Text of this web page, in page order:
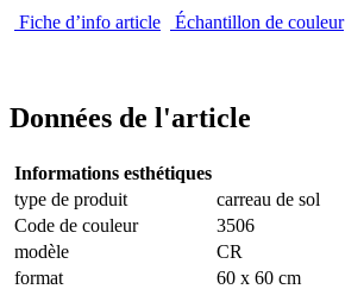
Fiche d’info article
Échantillon de couleur
Données de l'article
Informations esthétiques
type de produit
carreau de sol
Code de couleur
3506
modèle
CR
format
60 x 60 cm